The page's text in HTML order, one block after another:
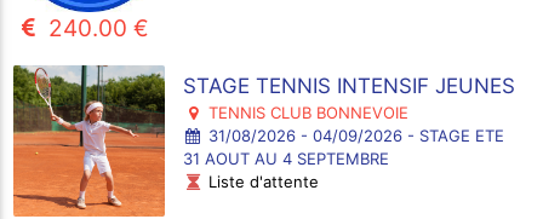
240.00 €
STAGE TENNIS INTENSIF JEUNES
TENNIS CLUB BONNEVOIE
31/08/2026 - 04/09/2026 - STAGE ETE
31 AOUT AU 4 SEPTEMBRE
Liste d'attente